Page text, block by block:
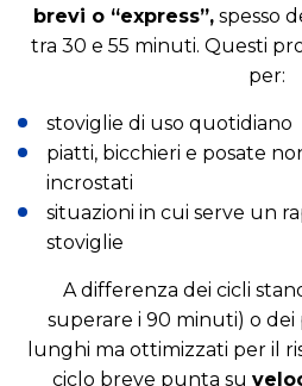
brevi o “express”,spesso
tra 30 e 55 minuti. Questi
per:
stoviglie di uso quotidiano
piatti, bicchieri e posate
incrostati
situazioni in cui serve un
stoviglie
A differenza dei cicli
superare i 90 minuti) o
lunghi ma ottimizzati per il
ciclo breve punta su